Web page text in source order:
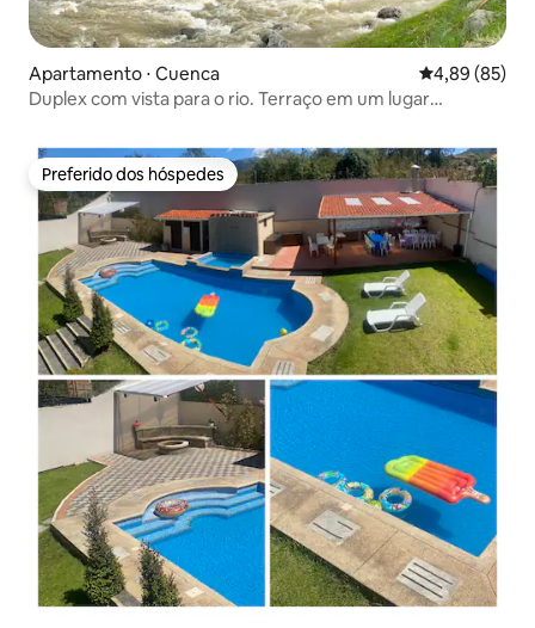
Apartamento ⋅ Cuenca 4,89 de uma
4,89 (85)
Duplex com vista para o rio. Terraço em um lugar
Preferido dos hóspedes
Preferido dos hóspedes